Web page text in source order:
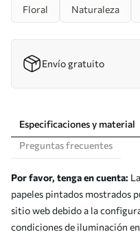
Floral Naturaleza
Envío gratuito
Especificaciones y material
Preguntas frecuentes
Por favor, tenga en cuenta:
papeles pintados mostrados
sitio web debido a la
condiciones de iluminación